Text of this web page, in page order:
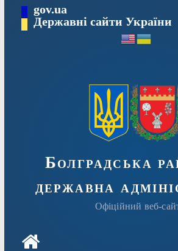
Перейтиgov.ua
Державні сайти України
Болградська
державна
Офіційний веб-